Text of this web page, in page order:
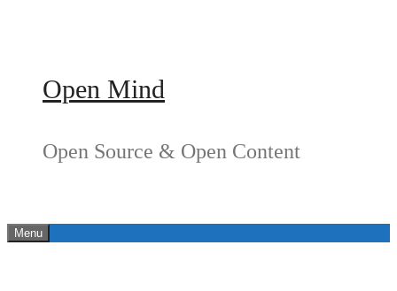
Open Mind
Open Source & Open Content
Menu